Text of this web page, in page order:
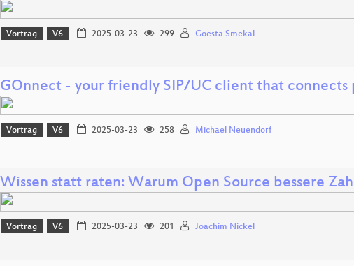
Vortrag V6 2025-03-23 299 Goesta Smekal
GOnnect - your friendly SIP/UC client that connects
Vortrag V6 2025-03-23 258 Michael Neuendorf
Wissen statt raten: Warum Open Source bessere
Vortrag V6 2025-03-23 201 Joachim Nickel